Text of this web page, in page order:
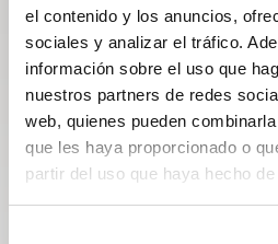
el contenido y los anuncios,
sociales y analizar el tráfico.
información sobre el uso que
nuestros partners de redes
web, quienes pueden
que les haya proporcionado o
partir del uso que haya hecho